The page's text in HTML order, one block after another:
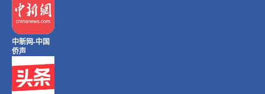
中新网-中国
侨声